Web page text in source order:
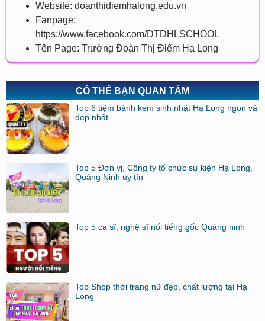
Website: doanthidiemhalong.edu.vn
Fanpage:
https://www.facebook.com/DTDHLSCHOOL
Tên Page: Trường Đoàn Thị Điểm Hạ Long
CÓ THỂ BẠN QUAN TÂM
Top 6 tiệm bánh kem sinh nhật Hạ Long ngon và
đẹp nhất
Top 5 Đơn vị, Công ty tổ chức sự kiện Hạ Long,
Quảng Ninh uy tín
Top 5 ca sĩ, nghệ sĩ nổi tiếng gốc Quảng ninh
Top Shop thời trang nữ đẹp, chất lượng tại Hạ
Long